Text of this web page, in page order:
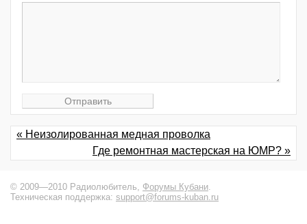
« Неизолированная медная проволка
Где ремонтная мастерская на ЮМР? »
© 2009—2010 Радиолюбитель, Форумы Кубани
Техническая поддержка: support@forums-kuban.ru